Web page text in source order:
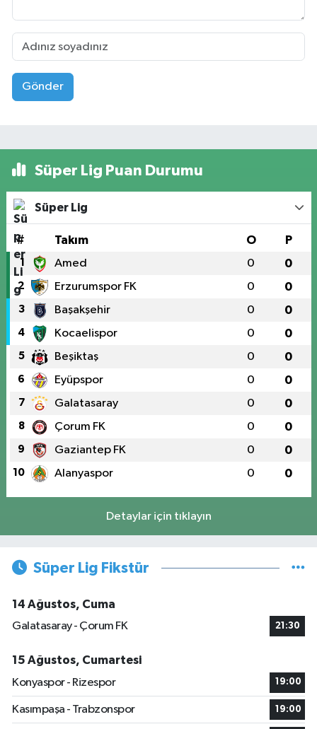
Gönder
Süper Lig Puan Durumu
Süper Lig
# Takım O P
1 Amed 0 0
2 Erzurumspor FK 0 0
3 Başakşehir 0 0
4 Kocaelispor 0 0
5 Beşiktaş 0 0
6 Eyüpspor 0 0
7 Galatasaray 0 0
8 Çorum FK 0 0
9 Gaziantep FK 0 0
10 Alanyaspor 0 0
Detaylar için tıklayın
Süper Lig Fikstür
14 Ağustos, Cuma
Galatasaray - Çorum FK
21:30
15 Ağustos, Cumartesi
Konyaspor - Rizespor
19:00
Kasımpaşa - Trabzonspor 19:00